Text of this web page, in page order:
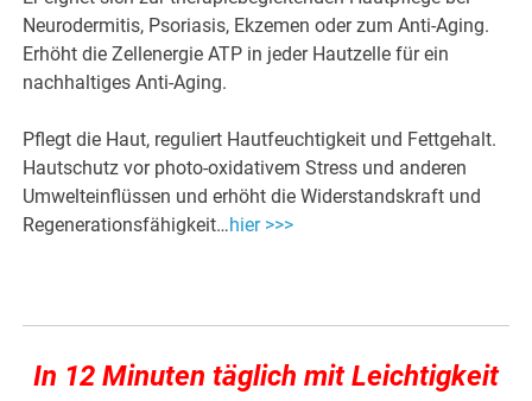
Neurodermitis, Psoriasis, Ekzemen oder zum Anti-Aging.
Erhöht die Zellenergie ATP in jeder Hautzelle für ein
nachhaltiges Anti-Aging.
Pflegt die Haut, reguliert Hautfeuchtigkeit und Fettgehalt.
Hautschutz vor photo-oxidativem Stress und anderen
Umwelteinflüssen und erhöht die Widerstandskraft und
Regenerationsfähigkeit…hier >>>
In 12 Minuten täglich mit Leichtigkeit